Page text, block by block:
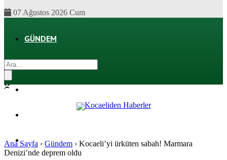
07 Ağustos 2026 Cum
GÜNDEM
SPOR
Ana Sayfa › Gündem › Kocaeli’yi ürküten sabah! Marmara
Denizi’nde deprem oldu